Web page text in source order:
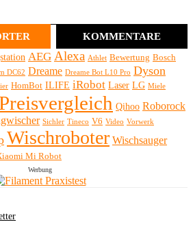
KOMMENTARE
AEG Alexa Athlet Bewertung Bosch
DC62 Dreame Dreame Bot L10 Pro Dyson
HomBot ILIFE iRobot Laser LG Miele
Qihoo Roborock
Sichler Tineco V6 Video Vorwerk
Wischroboter Wischsauger
Mi Robot
Werbung